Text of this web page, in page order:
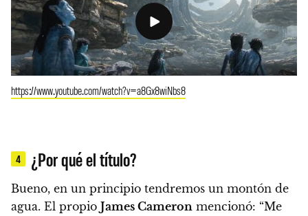
https://www.youtube.com/watch?v=a8Gx8wiNbs8
4 ¿Por qué el título?
Bueno, en un principio tendremos un montón de
agua. El propio James Cameron mencionó: “Me